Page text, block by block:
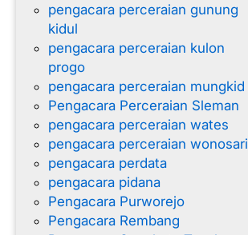
pengacara perceraian gunung
kidul
pengacara perceraian kulon
progo
pengacara perceraian mungkid
Pengacara Perceraian Sleman
pengacara perceraian wates
pengacara perceraian wonosari
pengacara perdata
pengacara pidana
Pengacara Purworejo
Pengacara Rembang